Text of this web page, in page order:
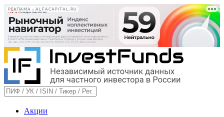
РЕКЛАМА • ALFACAPITAL.RU
Акции